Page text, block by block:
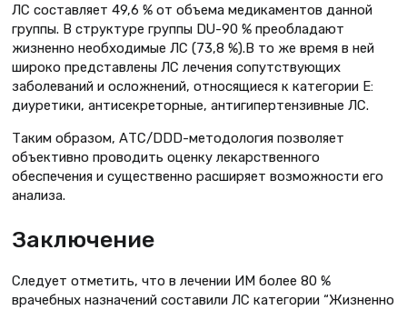
ЛС составляет 49,6 % от объема медикаментов данной
группы. В структуре группы DU-90 % преобладают
жизненно необходимые ЛС (73,8 %).В то же время в ней
широко представлены ЛС лечения сопутствующих
заболеваний и осложнений, относящиеся к категории Е:
диуретики, антисекреторные, антигипертензивные ЛС.
Таким образом, АТС/DDD-методология позволяет
объективно проводить оценку лекарственного
обеспечения и существенно расширяет возможности его
анализа.
Заключение
Следует отметить, что в лечении ИМ более 80 %
врачебных назначений составили ЛС категории “Жизненно